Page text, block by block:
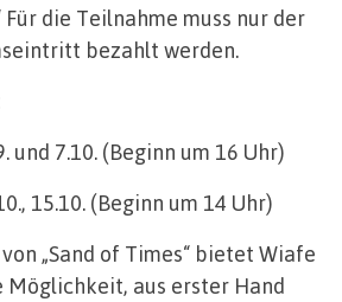
die Teilnahme muss nur der
bezahlt werden.
und 7.10. (Beginn um 16 Uhr)
15.10. (Beginn um 14 Uhr)
„Sand of Times“ bietet Wiafe
Möglichkeit, aus erster Hand